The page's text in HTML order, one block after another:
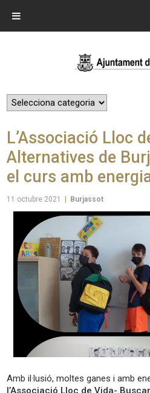
L’Associació Lloc
Alternatives de
el curs amb
11 octubre 2021 Burjassot
Amb il·lusió, moltes ganes i amb
l’Associació Lloc de Vida-